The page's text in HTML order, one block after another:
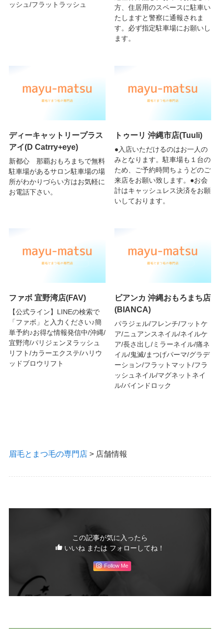
ッシュ/フラットラッシュ
方、住居用のスペースに駐車い
たしますと警察に通報されま
す。必ず指定駐車場にお願いし
ます。
ディーキャットリープラス
アイ(D Catrry+eye)
新都心 那覇おもろまちで無料
駐車場があるサロン駐車場の場
所がわかりづらい方はお気軽に
お電話下さい。
トゥーリ 沖縄市店(Tuuli)
●入店いただけるのはお一人の
みとなります。駐車場も１台の
ため、ご予約時間ちょうどのご
来店をお願い致します。●お会
計はキャッシュレス決済をお願
いしております。
ファボ 宜野湾店(FAV)
【公式ライン】LINEの検索で
「ファボ」と入力ください♪簡
単予約♪お得な情報発信中/沖縄/
宜野湾/パリジェンヌラッシュ
リフト/カラーエクステ/ハリウ
ッドブロウリフト
ビアンカ 沖縄おもろまち店
(BIANCA)
パラジェル/フレンチ/フットケ
ア/ニュアンスネイル/ネイルケ
ア/長さ出し/ミラーネイル/痛ネ
イル/鬼滅/まつげパーマ/グラデ
ーション/フラットマット/フラ
ッシュネイル/マグネットネイ
ル/バインドロック
眉毛とまつ毛の専門店> 店舗情報
この記事が気に入ったら
いいね または フォローしてね！
Follow Me